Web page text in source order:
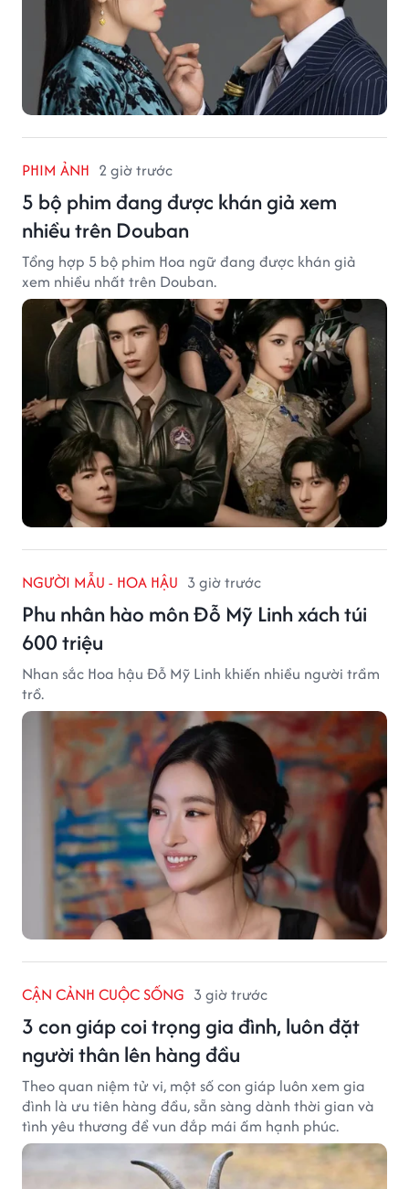
PHIM ẢNH 2 giờ trước
5 bộ phim đang được khán giả xem
nhiều trên Douban
Tổng hợp 5 bộ phim Hoa ngữ đang được khán giả
xem nhiều nhất trên Douban.
NGƯỜI MẪU - HOA HẬU 3 giờ trước
Phu nhân hào môn Đỗ Mỹ Linh xách túi
600 triệu
Nhan sắc Hoa hậu Đỗ Mỹ Linh khiến nhiều người trầm
trồ.
CẬN CẢNH CUỘC SỐNG 3 giờ trước
3 con giáp coi trọng gia đình, luôn đặt
người thân lên hàng đầu
Theo quan niệm tử vi, một số con giáp luôn xem gia
đình là ưu tiên hàng đầu, sẵn sàng dành thời gian và
tình yêu thương để vun đắp mái ấm hạnh phúc.